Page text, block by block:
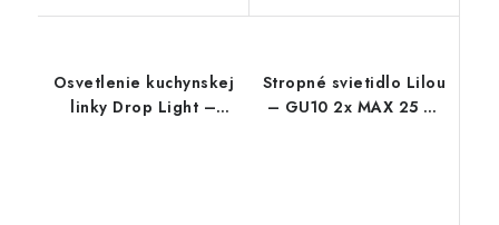
Osvetlenie kuchynskej
linky Drop Light –
Stropné svietidlo Lilou
– GU10 2x MAX 25 W